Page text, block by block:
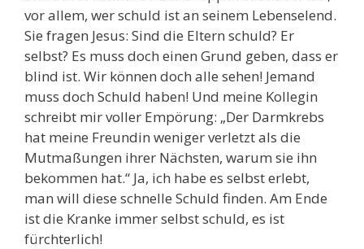
vor allem, wer schuld ist an seinem Lebenselend.
Sie fragen Jesus: Sind die Eltern schuld? Er
selbst? Es muss doch einen Grund geben, dass er
blind ist. Wir können doch alle sehen! Jemand
muss doch Schuld haben! Und meine Kollegin
schreibt mir voller Empörung: „Der Darmkrebs
hat meine Freundin weniger verletzt als die
Mutmaßungen ihrer Nächsten, warum sie ihn
bekommen hat.“ Ja, ich habe es selbst erlebt,
man will diese schnelle Schuld finden. Am Ende
ist die Kranke immer selbst schuld, es ist
fürchterlich!